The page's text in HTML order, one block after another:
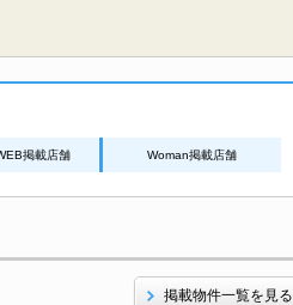
掲載店舗 Woman掲載店舗
掲載物件一覧を見る